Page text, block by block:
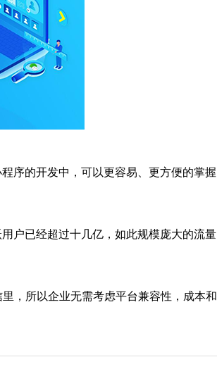
序的开发中，可以更容易、更方便的掌握
户已经超过十几亿，如此规模庞大的流量
，所以企业无需考虑平台兼容性，成本和